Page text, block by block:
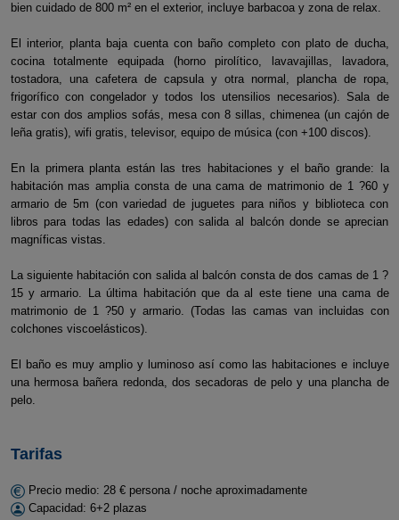
bien cuidado de 800 m² en el exterior, incluye barbacoa y zona de relax.
El interior, planta baja cuenta con baño completo con plato de ducha,
cocina totalmente equipada (horno pirolítico, lavavajillas, lavadora,
tostadora, una cafetera de capsula y otra normal, plancha de ropa,
frigorífico con congelador y todos los utensilios necesarios). Sala de
estar con dos amplios sofás, mesa con 8 sillas, chimenea (un cajón de
leña gratis), wifi gratis, televisor, equipo de música (con +100 discos).
En la primera planta están las tres habitaciones y el baño grande: la
habitación mas amplia consta de una cama de matrimonio de 1 ?60 y
armario de 5m (con variedad de juguetes para niños y biblioteca con
libros para todas las edades) con salida al balcón donde se aprecian
magníficas vistas.
La siguiente habitación con salida al balcón consta de dos camas de 1 ?
15 y armario. La última habitación que da al este tiene una cama de
matrimonio de 1 ?50 y armario. (Todas las camas van incluidas con
colchones viscoelásticos).
El baño es muy amplio y luminoso así como las habitaciones e incluye
una hermosa bañera redonda, dos secadoras de pelo y una plancha de
pelo.
Tarifas
Precio medio: 28 € persona / noche aproximadamente
Capacidad: 6+2 plazas